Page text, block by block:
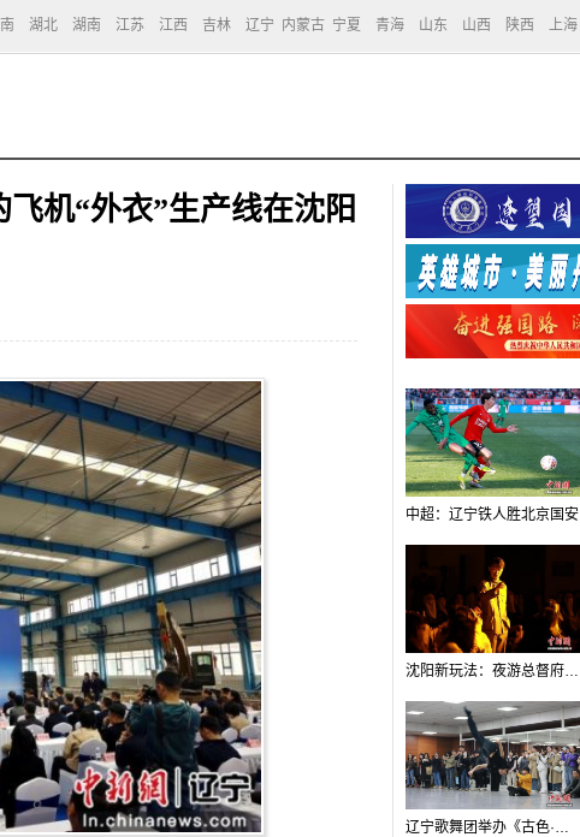
湖北 湖南 江苏 江西 吉林 辽宁 内蒙古 宁夏 青海 山东 山西 陕西 上海
机“外衣”生产线在沈阳
中超：辽宁铁人胜北京国安
沈阳新玩法：夜游总督府，当一回“赴宴者”
辽宁歌舞团举办《古色·国宝辽宁》排练开放日活动